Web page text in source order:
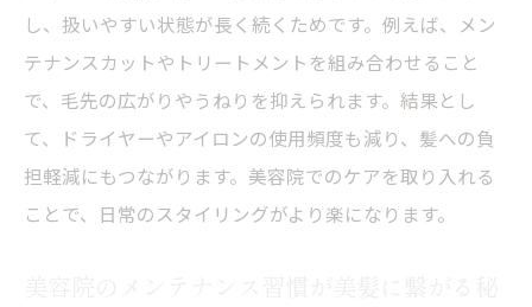
し、扱いやすい状態が長く続くためです。例えば、メン
テナンスカットやトリートメントを組み合わせること
で、毛先の広がりやうねりを抑えられます。結果とし
て、ドライヤーやアイロンの使用頻度も減り、髪への負
担軽減にもつながります。美容院でのケアを取り入れる
ことで、日常のスタイリングがより楽になります。